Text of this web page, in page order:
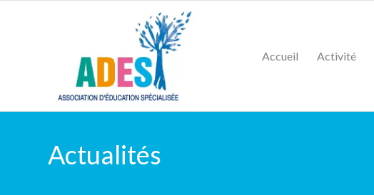
Accueil Activité
Actualités